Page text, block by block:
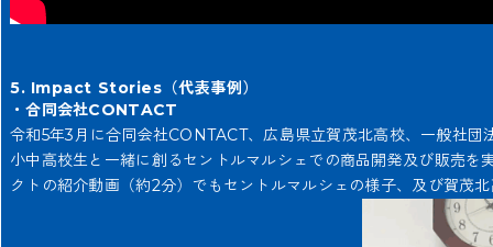
5. Impact Stories（代表事例）
・合同会社CONTACT
令和5年3月に合同会社CONTACT、広島県立賀茂北高校、一般社
小中高校生と一緒に創るセントルマルシェでの商品開発及び販売
クトの紹介動画（約2分）でもセントルマルシェの様子、及び賀茂